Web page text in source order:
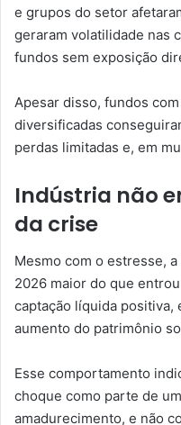
e grupos do setor
geraram volatilidade nas
fundos sem exposição
Apesar disso, fundos
diversificadas
perdas limitadas e, em
Indústria não
da crise
Mesmo com o estresse,
2026 maior do que
captação líquida positiva,
aumento do patrimônio
Esse comportamento
choque como parte de
amadurecimento, e não